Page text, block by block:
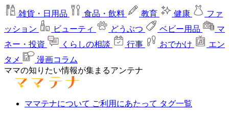
雑貨・日用品 食品・飲料 教育 健康
ファ
ッション
ビューティ どうぶつ ベビー用品
マ
ネー・投資
くらしの相談 行事 おでかけ
エン
タメ
漫画コラム
ママの知りたい情報が集まるアンテナ
ママテナについて ご利用にあたって タグ一覧